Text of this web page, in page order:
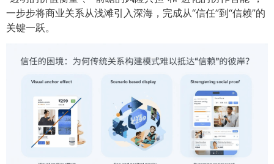
一步步将商业关系从浅滩引入深海，完成从“信任”到“信赖”的
关键一跃。